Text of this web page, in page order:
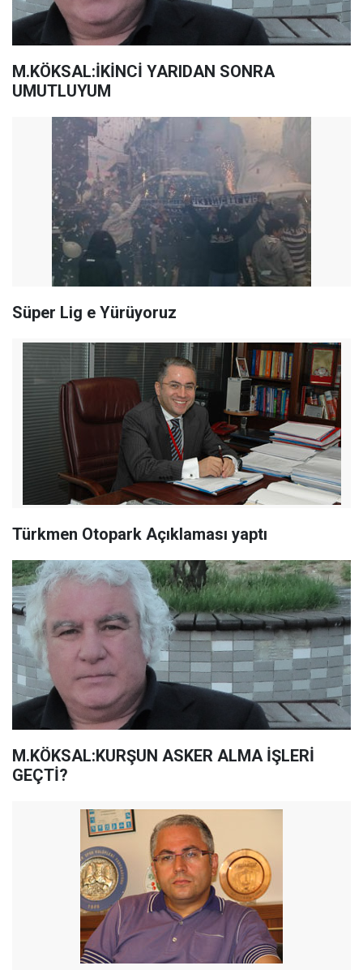
M.KÖKSAL:İKİNCİ YARIDAN SONRA
UMUTLUYUM
Süper Lig e Yürüyoruz
Türkmen Otopark Açıklaması yaptı
M.KÖKSAL:KURŞUN ASKER ALMA İŞLERİ
GEÇTİ?